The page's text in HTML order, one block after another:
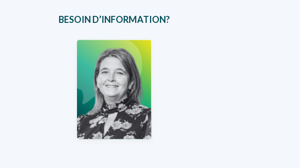
BESOIN D’INFORMATION?
Marie Eve
Mailhot
Coordonnatrice
COURRIEL